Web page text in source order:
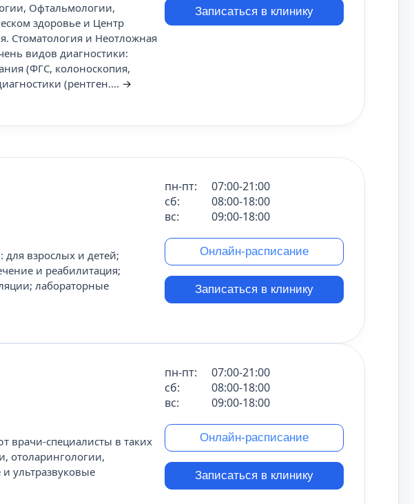
Офтальмологии,
здоровье и Центр
Стоматология и Неотложная
видов диагностики:
(ФГС, колоноскопия,
(рентген.... →
Записаться в клинику
взрослых и детей;
и реабилитация;
лабораторные
пн-пт:
07:00-21:00
сб:
08:00-18:00
вс:
09:00-18:00
Онлайн-расписание
Записаться в клинику
специалисты в таких
отоларингологии,
ультразвуковые
пн-пт:
07:00-21:00
сб:
08:00-18:00
вс:
09:00-18:00
Онлайн-расписание
Записаться в клинику